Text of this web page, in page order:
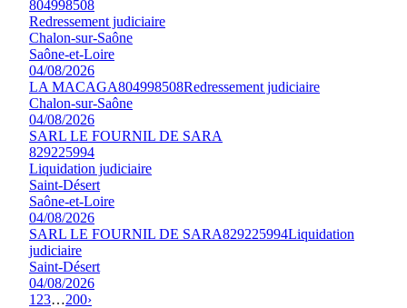
804998508
Redressement judiciaire
Chalon-sur-Saône
Saône-et-Loire
04/08/2026
LA MACAGA804998508Redressement judiciaire
Chalon-sur-Saône
04/08/2026
SARL LE FOURNIL DE SARA
829225994
Liquidation judiciaire
Saint-Désert
Saône-et-Loire
04/08/2026
SARL LE FOURNIL DE SARA829225994Liquidation
judiciaire
Saint-Désert
04/08/2026
1 23…200›